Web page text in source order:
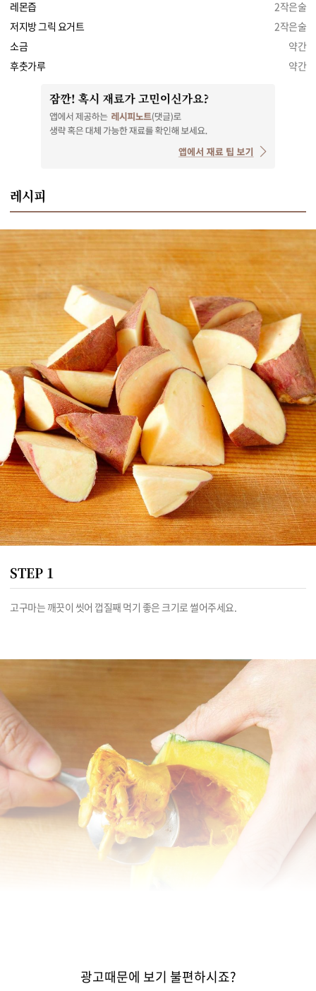
레몬즙
2작은술
저지방 그릭 요거트
2작은술
소금
약간
후춧가루
약간
레시피
STEP 1
고구마는 깨끗이 씻어 껍질째 먹기 좋은 크기로 썰어주세요.
광고때문에 보기 불편하시죠?